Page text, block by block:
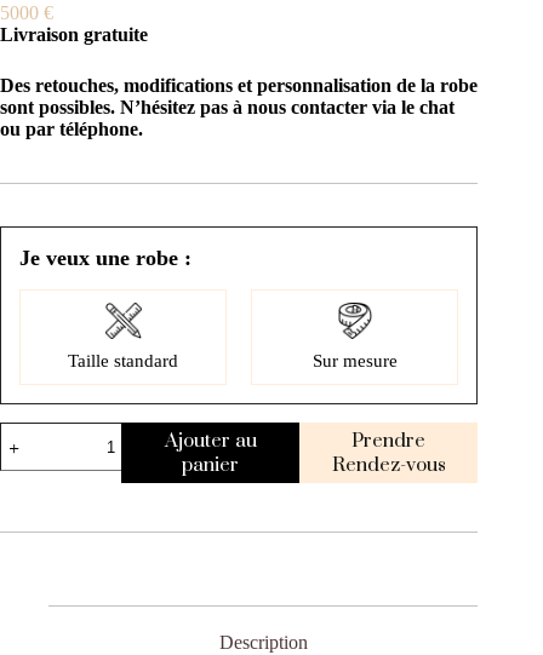
5000 €
Livraison gratuite
Des retouches, modifications et personnalisation de la robe
sont possibles. N’hésitez pas à nous contacter via le chat
ou par téléphone.
Je veux une robe :
Taille standard Sur mesure
Ajouter au
panier
Prendre
Rendez-vous
Description